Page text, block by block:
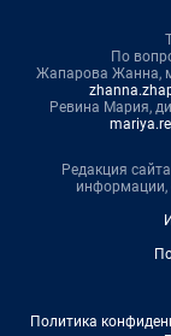
По
Жапарова Жанна,
Ревина Мария,
Редакция
информации,
Политика